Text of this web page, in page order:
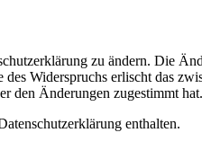
zu ändern. Die
Widerspruchs erlischt das
den Änderungen zugestimmt hat.
enthalten.